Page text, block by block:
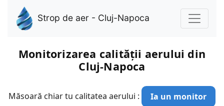
Strop de aer - Cluj-Napoca
Monitorizarea calității aerului din
Cluj-Napoca
Măsoară chiar tu calitatea aerului :
Ia un monitor